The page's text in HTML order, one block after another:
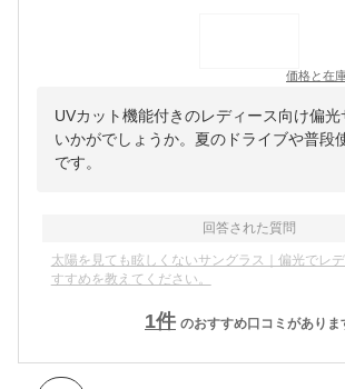
価格と在
UVカット機能付きのレディース向け偏光
いかがでしょうか。夏のドライブや普段
です。
回答された質問
太陽を見ても眩しくないサングラス｜偏光でレ
すすめを教えてください。
1件 のおすすめ口コミがありま